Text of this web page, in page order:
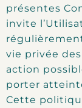
présentes
invite
vie privée
action
porter
Cette